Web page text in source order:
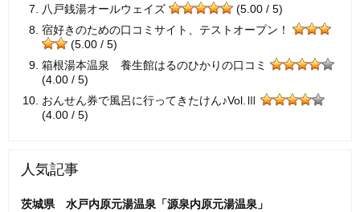
八戸銭湯オールウェイズ
(5.00 / 5)
宿好きのための口コミサイト、テストオープン！
(5.00 / 5)
箱根湯本温泉 養生館はるのひかりの口コミ
(4.00 / 5)
おんせん券で風呂に行ってきたけん♪Vol.Ⅲ
(4.00 / 5)
人気記事
茨城県 水戸内原元湯温泉「源泉内原元湯温泉」